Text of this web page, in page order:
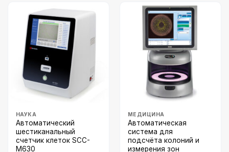
НАУКА
Автоматический
шестиканальный
счетчик клеток SCC-
M630
МЕДИЦИНА
Автоматическая
система для
подсчёта колоний и
измерения зон